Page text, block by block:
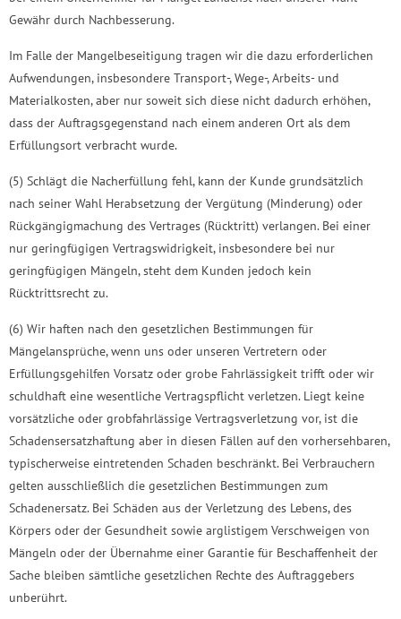
Gewähr durch Nachbesserung.
Im Falle der Mangelbeseitigung tragen wir die dazu erforderlichen
Aufwendungen, insbesondere Transport-, Wege-, Arbeits- und
Materialkosten, aber nur soweit sich diese nicht dadurch erhöhen,
dass der Auftragsgegenstand nach einem anderen Ort als dem
Erfüllungsort verbracht wurde.
(5) Schlägt die Nacherfüllung fehl, kann der Kunde grundsätzlich
nach seiner Wahl Herabsetzung der Vergütung (Minderung) oder
Rückgängigmachung des Vertrages (Rücktritt) verlangen. Bei einer
nur geringfügigen Vertragswidrigkeit, insbesondere bei nur
geringfügigen Mängeln, steht dem Kunden jedoch kein
Rücktrittsrecht zu.
(6) Wir haften nach den gesetzlichen Bestimmungen für
Mängelansprüche, wenn uns oder unseren Vertretern oder
Erfüllungsgehilfen Vorsatz oder grobe Fahrlässigkeit trifft oder wir
schuldhaft eine wesentliche Vertragspflicht verletzen. Liegt keine
vorsätzliche oder grobfahrlässige Vertragsverletzung vor, ist die
Schadensersatzhaftung aber in diesen Fällen auf den vorhersehbaren,
typischerweise eintretenden Schaden beschränkt. Bei Verbrauchern
gelten ausschließlich die gesetzlichen Bestimmungen zum
Schadenersatz. Bei Schäden aus der Verletzung des Lebens, des
Körpers oder der Gesundheit sowie arglistigem Verschweigen von
Mängeln oder der Übernahme einer Garantie für Beschaffenheit der
Sache bleiben sämtliche gesetzlichen Rechte des Auftraggebers
unberührt.